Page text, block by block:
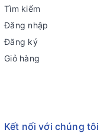
Tìm kiếm
Đăng nhập
Đăng ký
Giỏ hàng
Kết nối với chúng tôi